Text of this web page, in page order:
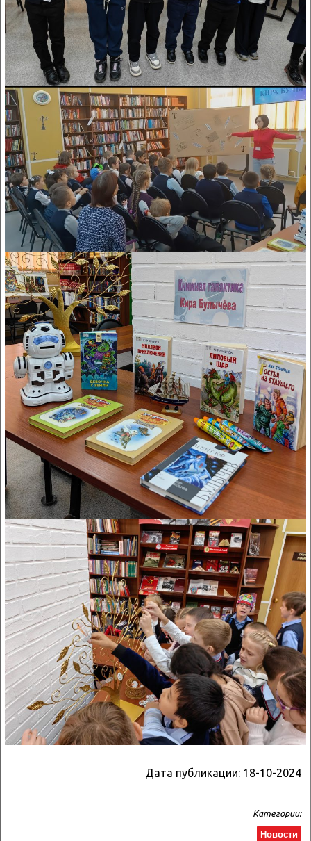
Дата публикации: 18-10-2024
Категории:
Новости